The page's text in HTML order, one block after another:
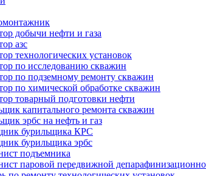
добычи нефти и газа
азс
технологических установок
по исследованию скважин
по подземному ремонту скважин
по химической обработке скважин
товарный подготовки нефти
капитального ремонта скважин
эрбс на нефть и газ
бурильщика КРС
бурильщика эрбс
подъемника
паровой передвижной